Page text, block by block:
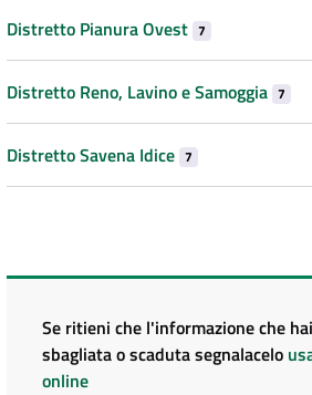
Distretto Pianura Ovest 7
Distretto Reno, Lavino e Samoggia 7
Distretto Savena Idice 7
Se ritieni che l'informazione che
sbagliata o scaduta segnalacelo
online